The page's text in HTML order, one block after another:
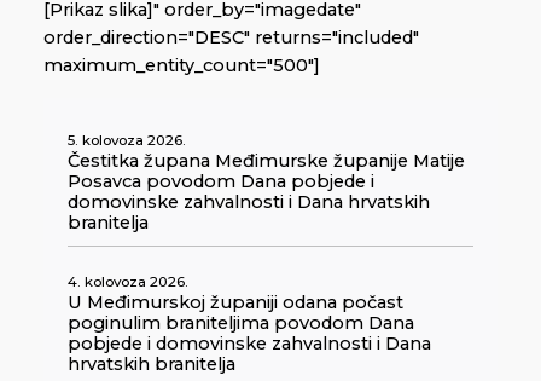
[Prikaz slika]" order_by="imagedate"
order_direction="DESC" returns="included"
maximum_entity_count="500"]
5. kolovoza 2026.
Čestitka župana Međimurske županije Matije
Posavca povodom Dana pobjede i
domovinske zahvalnosti i Dana hrvatskih
branitelja
4. kolovoza 2026.
U Međimurskoj županiji odana počast
poginulim braniteljima povodom Dana
pobjede i domovinske zahvalnosti i Dana
hrvatskih branitelja